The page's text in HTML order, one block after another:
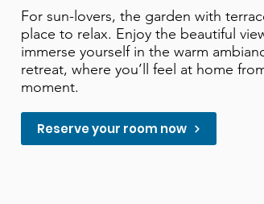
​For sun-lovers, the garden with
place to relax. Enjoy the beautiful
immerse yourself in the warm
retreat, where you’ll feel at home
moment.
Reserve your room now